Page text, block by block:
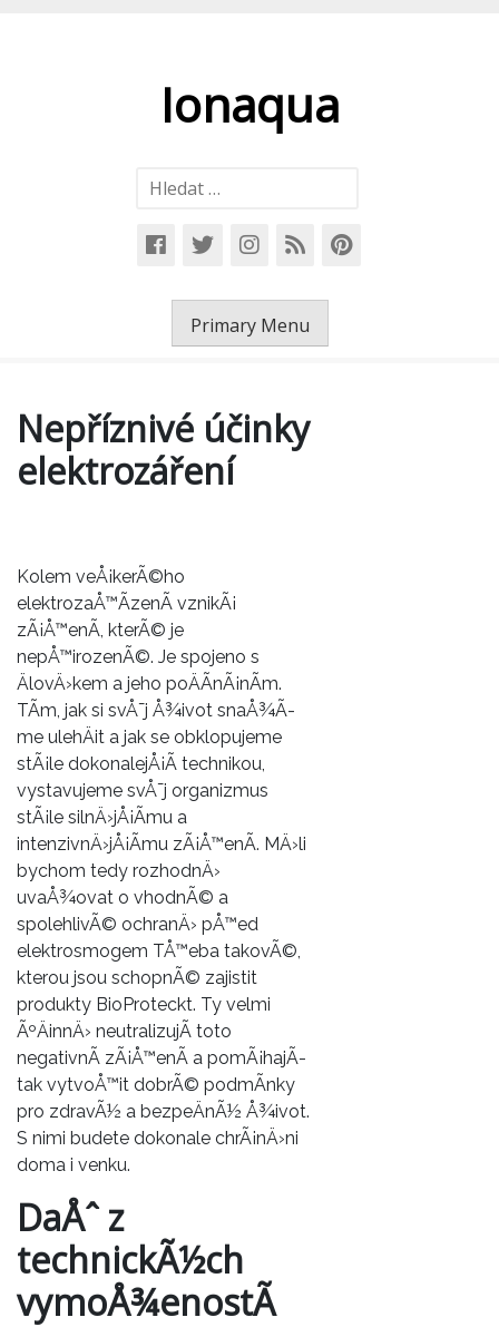
Ionaqua
Vyhledávání
Primary Menu
Nepříznivé účinky
elektrozáření
Kolem veÅ¡kerÃ©ho
elektrozaÅ™Ã­zenÃ­ vznikÃ¡
zÃ¡Å™enÃ­, kterÃ© je
nepÅ™irozenÃ©. Je spojeno s
ÄlovÄ›kem a jeho poÄÃ­nÃ¡nÃ­m.
TÃ­m, jak si svÅ¯j Å¾ivot snaÅ¾Ã­
me ulehÄit a jak se obklopujeme
stÃ¡le dokonalejÅ¡Ã­ technikou,
vystavujeme svÅ¯j organizmus
stÃ¡le silnÄ›jÅ¡Ã­mu a
intenzivnÄ›jÅ¡Ã­mu zÃ¡Å™enÃ­. MÄ›li
bychom tedy rozhodnÄ›
uvaÅ¾ovat o vhodnÃ© a
spolehlivÃ© ochranÄ› pÅ™ed
elektrosmogem TÅ™eba takovÃ©,
kterou jsou schopnÃ© zajistit
produkty BioProteckt. Ty velmi
ÃºÄinnÄ› neutralizujÃ­ toto
negativnÃ­ zÃ¡Å™enÃ­ a pomÃ¡hajÃ­
tak vytvoÅ™it dobrÃ© podmÃ­nky
pro zdravÃ½ a bezpeÄnÃ½ Å¾ivot.
S nimi budete dokonale chrÃ¡nÄ›ni
doma i venku.
DaÅˆ z
technickÃ½ch
vymoÅ¾enostÃ­